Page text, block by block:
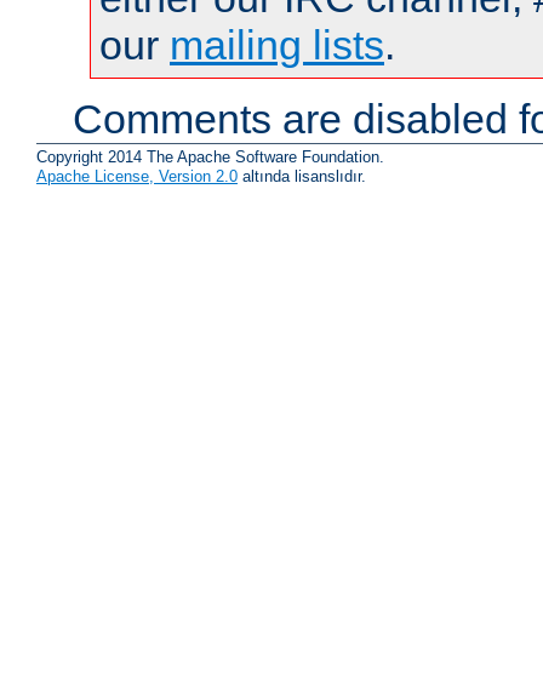
our mailing lists.
Comments are disabled
Copyright 2014 The Apache Software Foundation.
Apache License, Version 2.0 altında lisanslıdır.